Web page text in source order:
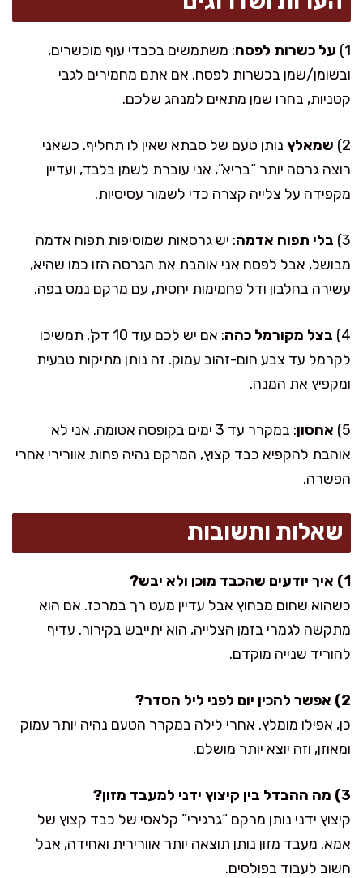
1) על כשרות לפסח: משתמשים בכבדי עוף מוכשרים,
ובשומן/שמן בכשרות לפסח. אם אתם מחמירים לגבי
קטניות, בחרו שמן מתאים למנהג שלכם.
2) שמאלץ נותן טעם של סבתא שאין לו תחליף. כשאני
רוצה גרסה יותר “בריא”, אני עוברת לשמן בלבד, ועדיין
מקפידה על צלייה קצרה כדי לשמור עסיסיות.
3) בלי תפוח אדמה: יש גרסאות שמוסיפות תפוח אדמה
מבושל, אבל לפסח אני אוהבת את הגרסה הזו כמו שהיא,
עשירה בחלבון ודל פחמימות יחסית, עם מרקם נמס בפה.
4) בצל מקורמל כהה
: אם יש לכם עוד 10 דק', תמשיכו
לקרמל עד צבע חום-זהוב עמוק. זה נותן מתיקות טבעית
ומקפיץ את המנה.
5) אחסון
: במקרר עד 3 ימים בקופסה אטומה. אני לא
אוהבת להקפיא כבד קצוץ, המרקם נהיה פחות אוורירי אחרי
הפשרה.
שאלות ותשובות
1) איך יודעים שהכבד מוכן ולא יבש?
כשהוא שחום מבחוץ אבל עדיין מעט רך במרכז. אם הוא
מתקשה לגמרי בזמן הצלייה, הוא יתייבש בקירור. עדיף
להוריד שנייה מוקדם.
2) אפשר להכין יום לפני ליל הסדר?
כן, אפילו מומלץ. אחרי לילה במקרר הטעם נהיה יותר עמוק
ומאוזן, וזה יוצא יותר מושלם.
3) מה ההבדל בין קיצוץ ידני למעבד מזון?
קיצוץ ידני נותן מרקם “גרגירי” קלאסי של כבד קצוץ של
אמא. מעבד מזון נותן תוצאה יותר אוורירית ואחידה, אבל
חשוב לעבוד בפולסים.